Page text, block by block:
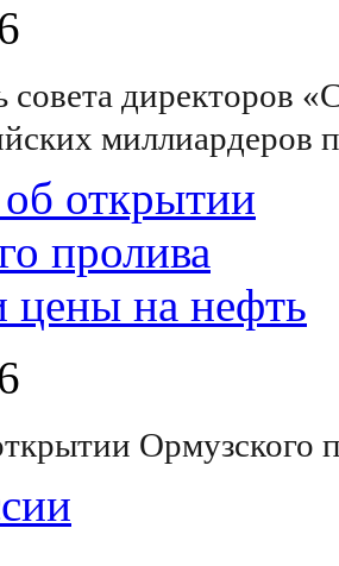
совета директоров
миллиардеров
Ормузского